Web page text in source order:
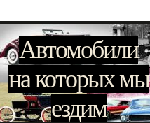
Автомобили
на которых мы
ездим